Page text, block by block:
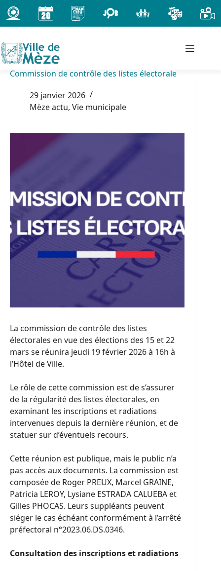
Passer
au
contenu
Commission de contrôle des listes électorale
29 janvier 2026
Mèze actu, Vie municipale
La commission de contrôle des listes
électorales en vue des élections des 15 et 22
mars se réunira jeudi 19 février 2026 à 16h à
l’Hôtel de Ville.
Le rôle de cette commission est de s’assurer
de la régularité des listes électorales, en
examinant les inscriptions et radiations
intervenues depuis la dernière réunion, et de
statuer sur d’éventuels recours.
Cette réunion est publique, mais le public n’a
pas accès aux documents. La commission est
composée de Roger PREUX, Marcel GRAINE,
Patricia LEROY, Lysiane ESTRADA CALUEBA et
Gilles PHOCAS. Leurs suppléants peuvent
siéger le cas échéant conformément à l’arrêté
préfectoral n°2023.06.DS.0346.
Consultation des inscriptions et radiations